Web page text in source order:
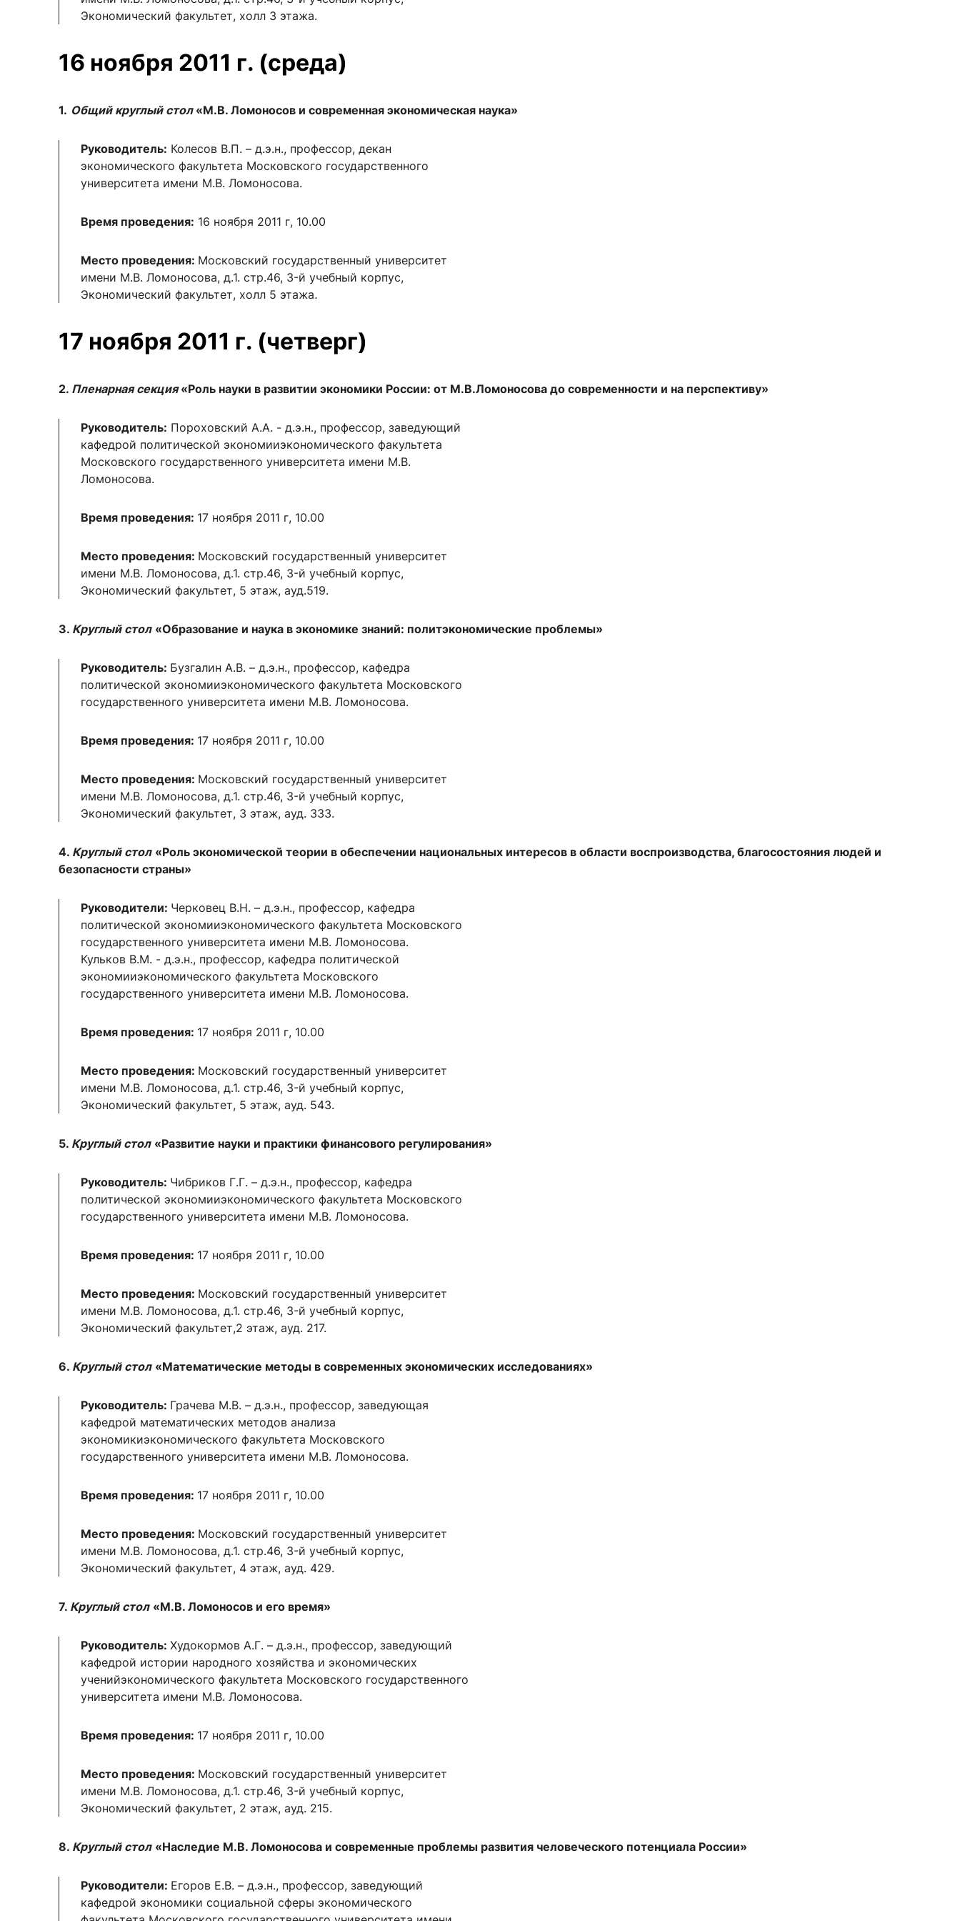
Экономический факультет, холл 3 этажа.
16 ноября 2011 г. (среда)
1. Общий круглый стол «М.В. Ломоносов и современная экономическая наука»
Руководитель: Колесов В.П. – д.э.н., профессор, декан
экономического факультета Московского государственного
университета имени М.В. Ломоносова.
Время проведения: 16 ноября 2011 г, 10.00
Место проведения: Московский государственный университет
имени М.В. Ломоносова, д.1. стр.46, 3-й учебный корпус,
Экономический факультет, холл 5 этажа.
17 ноября 2011 г. (четверг)
2. Пленарная секция«Роль науки в развитии экономики России: от М.В.Ломоносова до современности и на перспективу»
Руководитель: Пороховский А.А. - д.э.н., профессор, заведующий
кафедрой политической экономииэкономического факультета
Московского государственного университета имени М.В.
Ломоносова.
Время проведения: 17 ноября 2011 г, 10.00
Место проведения: Московский государственный университет
имени М.В. Ломоносова, д.1. стр.46, 3-й учебный корпус,
Экономический факультет, 5 этаж, ауд.519.
3. Круглый стол «Образование и наука в экономике знаний: политэкономические проблемы»
Руководитель: Бузгалин А.В. – д.э.н., профессор, кафедра
политической экономииэкономического факультета Московского
государственного университета имени М.В. Ломоносова.
Время проведения: 17 ноября 2011 г, 10.00
Место проведения: Московский государственный университет
имени М.В. Ломоносова, д.1. стр.46, 3-й учебный корпус,
Экономический факультет, 3 этаж, ауд. 333.
4. Круглый стол «Роль экономической теории в обеспечении национальных интересов в области воспроизводства, благосостояния людей и
безопасности страны»
Руководители: Черковец В.Н. – д.э.н., профессор, кафедра
политической экономииэкономического факультета Московского
государственного университета имени М.В. Ломоносова.
Кульков В.М. - д.э.н., профессор, кафедра политической
экономииэкономического факультета Московского
государственного университета имени М.В. Ломоносова.
Время проведения: 17 ноября 2011 г, 10.00
Место проведения: Московский государственный университет
имени М.В. Ломоносова, д.1. стр.46, 3-й учебный корпус,
Экономический факультет, 5 этаж, ауд. 543.
5. Круглый стол «Развитие науки и практики финансового регулирования»
Руководитель: Чибриков Г.Г. – д.э.н., профессор, кафедра
политической экономииэкономического факультета Московского
государственного университета имени М.В. Ломоносова.
Время проведения: 17 ноября 2011 г, 10.00
Место проведения: Московский государственный университет
имени М.В. Ломоносова, д.1. стр.46, 3-й учебный корпус,
Экономический факультет,2 этаж, ауд. 217.
6. Круглый стол «Математические методы в современных экономических исследованиях»
Руководитель: Грачева М.В. – д.э.н., профессор, заведующая
кафедрой математических методов анализа
экономикиэкономического факультета Московского
государственного университета имени М.В. Ломоносова.
Время проведения: 17 ноября 2011 г, 10.00
Место проведения: Московский государственный университет
имени М.В. Ломоносова, д.1. стр.46, 3-й учебный корпус,
Экономический факультет, 4 этаж, ауд. 429.
7. Круглый стол «М.В. Ломоносов и его время»
Руководитель: Худокормов А.Г. – д.э.н., профессор, заведующий
кафедрой истории народного хозяйства и экономических
ученийэкономического факультета Московского государственного
университета имени М.В. Ломоносова.
Время проведения: 17 ноября 2011 г, 10.00
Место проведения: Московский государственный университет
имени М.В. Ломоносова, д.1. стр.46, 3-й учебный корпус,
Экономический факультет, 2 этаж, ауд. 215.
8. Круглый стол «Наследие М.В. Ломоносова и современные проблемы развития человеческого потенциала России»
Руководители: Егоров Е.В. – д.э.н., профессор, заведующий
кафедрой экономики социальной сферы экономического